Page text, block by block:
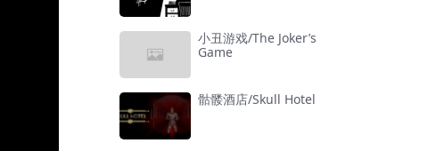
小丑游戏/The Joker’s
Game
骷髅酒店/Skull Hotel